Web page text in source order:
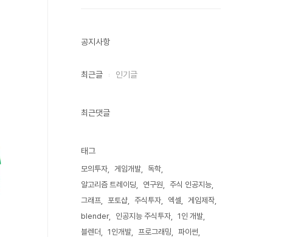
공지사항
최근글 인기글
최근댓글
태그
모의투자 게임개발
독학
알고리즘 트레이딩
연구원
주식 인공지능
그래프
포토샵 주식투자 엑셀
게임제작
blender
인공지능 주식투자
1인 개발
블렌더
1인개발 프로그래밍
파이썬